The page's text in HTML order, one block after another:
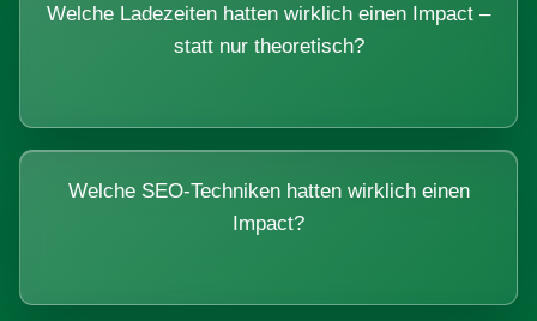
Welche Ladezeiten hatten wirklich einen Impact –
statt nur theoretisch?
Welche SEO-Techniken hatten wirklich einen
Impact?